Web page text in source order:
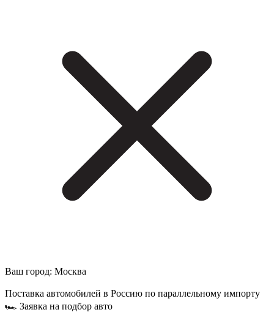
Ваш город: Москва
Поставка автомобилей в Россию по параллельному импорту
🏎 Заявка на подбор авто